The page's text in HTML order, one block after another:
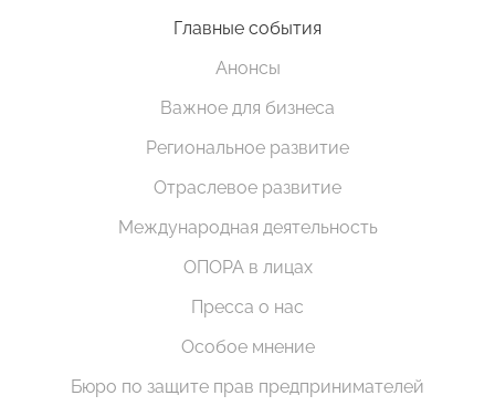
Главные события
Анонсы
Важное для бизнеса
Региональное развитие
Отраслевое развитие
Международная деятельность
ОПОРА в лицах
Пресса о нас
Особое мнение
Бюро по защите прав предпринимателей